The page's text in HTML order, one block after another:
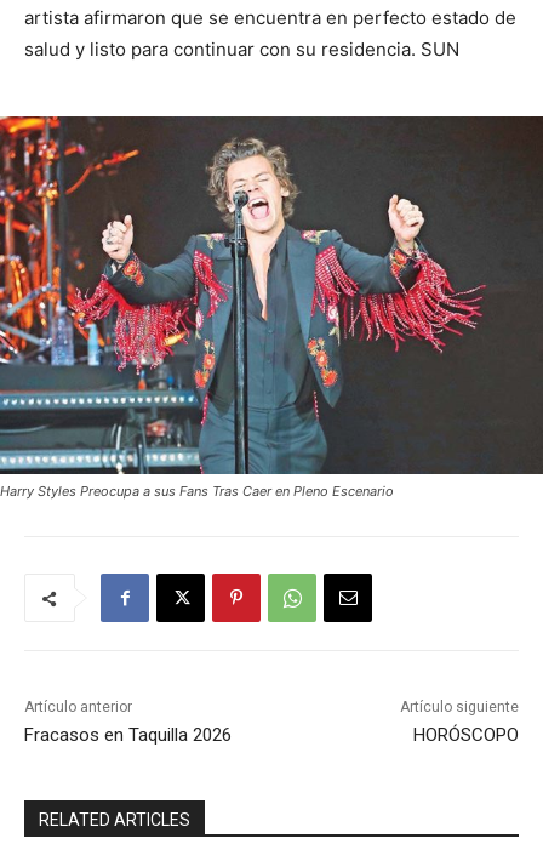
artista afirmaron que se encuentra en perfecto estado de
salud y listo para continuar con su residencia. SUN
Harry Styles Preocupa a sus Fans Tras Caer en Pleno Escenario
Artículo anterior
Fracasos en Taquilla 2026
Artículo siguiente
HORÓSCOPO
RELATED ARTICLES